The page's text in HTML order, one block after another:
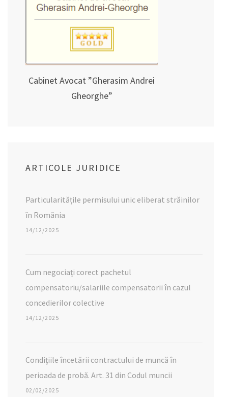
Cabinet Avocat ”Gherasim Andrei
Gheorghe”
ARTICOLE JURIDICE
Particularitățile permisului unic eliberat străinilor
în România
14/12/2025
Cum negociați corect pachetul
compensatoriu/salariile compensatorii în cazul
concedierilor colective
14/12/2025
Condițiile încetării contractului de muncă în
perioada de probă. Art. 31 din Codul muncii
02/02/2025